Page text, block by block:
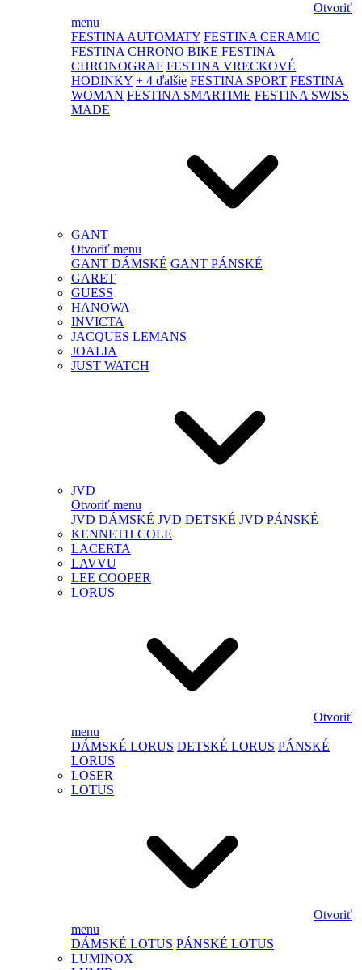
Otvoriť
menu
FESTINA AUTOMATY FESTINA CERAMIC
FESTINA CHRONO BIKE FESTINA
CHRONOGRAF FESTINA VRECKOVÉ
HODINKY + 4 ďalšie FESTINA SPORT FESTINA
WOMAN FESTINA SMARTIME FESTINA SWISS
MADE
GANT
Otvoriť menu
GANT DÁMSKÉ GANT PÁNSKÉ
GARET
GUESS
HANOWA
INVICTA
JACQUES LEMANS
JOALIA
JUST WATCH
JVD
Otvoriť menu
JVD DÁMSKÉ JVD DETSKÉ JVD PÁNSKÉ
KENNETH COLE
LACERTA
LAVVU
LEE COOPER
LORUS
Otvoriť
menu
DÁMSKÉ LORUS DETSKÉ LORUS PÁNSKÉ
LORUS
LOSER
LOTUS
Otvoriť
menu
DÁMSKÉ LOTUS PÁNSKÉ LOTUS
LUMINOX